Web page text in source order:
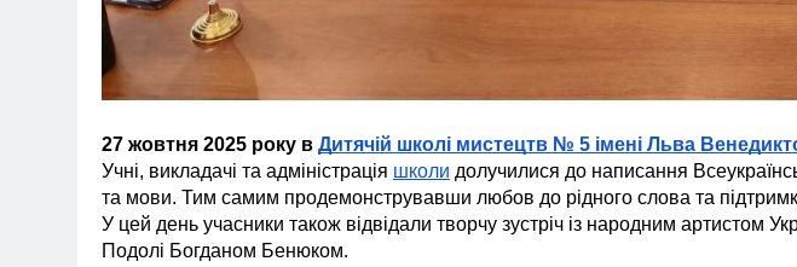
27 жовтня 2025 року в Дитячій школі мистецтв № 5 імені Льва
Учні, викладачі та адміністрація школи долучилися до написання
та мови. Тим самим продемонструвавши любов до рідного слова та підтримку
У цей день учасники також відвідали творчу зустріч із народним артистом
Подолі Богданом Бенюком.